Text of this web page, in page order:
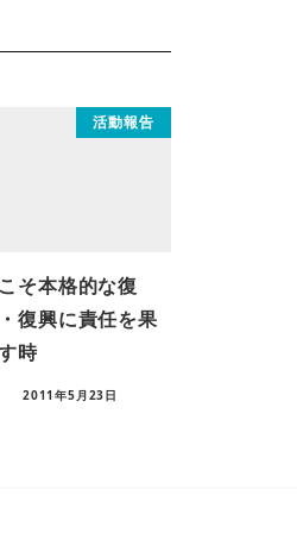
活動報告
そ本格的な復
復興に責任を果
時
2011年5月23日